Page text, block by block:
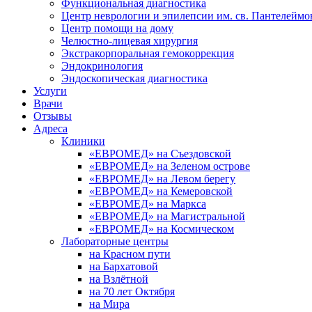
Функциональная диагностика
Центр неврологии и эпилепсии им. св.
Центр помощи на дому
Челюстно-лицевая хирургия
Экстракорпоральная гемокоррекция
Эндокринология
Эндоскопическая диагностика
Услуги
Врачи
Отзывы
Адреса
Клиники
«ЕВРОМЕД» на Съездовской
«ЕВРОМЕД» на Зеленом острове
«ЕВРОМЕД» на Левом берегу
«ЕВРОМЕД» на Кемеровской
«ЕВРОМЕД» на Маркса
«ЕВРОМЕД» на Магистральной
«ЕВРОМЕД» на Космическом
Лабораторные центры
на Красном пути
на Бархатовой
на Взлётной
на 70 лет Октября
на Мира